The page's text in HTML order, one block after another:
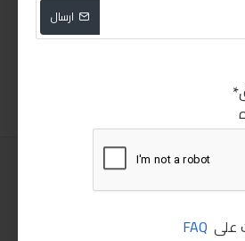
ارسال
على FAQ
مفتاح فلتر حشو تويوتا
400.00LE